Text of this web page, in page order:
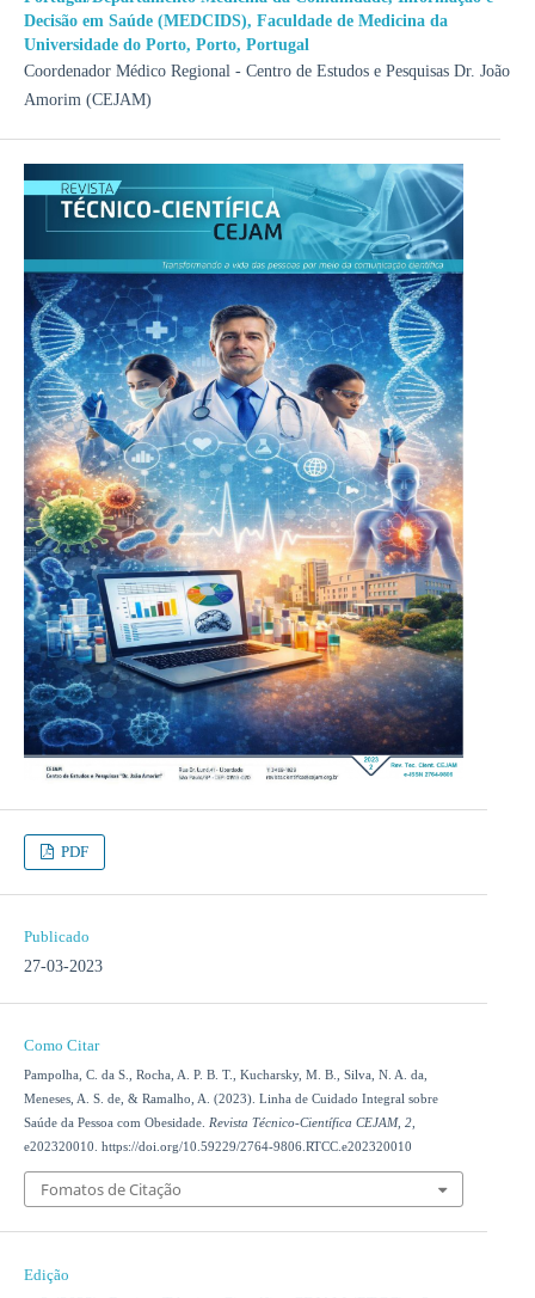
Decisão em Saúde (MEDCIDS), Faculdade de Medicina da
Universidade do Porto, Porto, Portugal
Coordenador Médico Regional - Centro de Estudos e Pesquisas Dr. João
Amorim (CEJAM)
PDF
Publicado
27-03-2023
Como Citar
Pampolha, C. da S., Rocha, A. P. B. T., Kucharsky, M. B., Silva, N. A. da,
Meneses, A. S. de, & Ramalho, A. (2023). Linha de Cuidado Integral sobre
Saúde da Pessoa com Obesidade. Revista Técnico-Científica CEJAM, 2,
e202320010. https://doi.org/10.59229/2764-9806.RTCC.e202320010
Fomatos de Citação
Edição